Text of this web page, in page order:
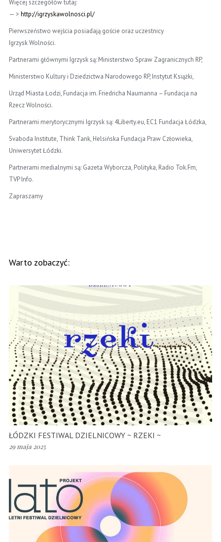
Więcej szczegółów tutaj:
— > http://igrzyskawolnosci.pl/
Pierwszeństwo wejścia posiadają goście oraz uczestnicy
Igrzysk Wolności.
Partnerami głównymi Igrzysk są: Ministerstwo Spraw Zagranicznych RP,
Ministerstwo Kultury i Dziedzictwa Narodowego RP, Instytut Książki,
Urząd Miasta Łodzi, Fundacja im. Friedricha Naumanna – Fundacja na
Rzecz Wolności.
Partnerami merytorycznymi Igrzysk są: 4Liberty.eu, EC1 Fundacja Łódzka,
Svaboda Institute, Think Tank, Helsińska Fundacja Praw Człowieka,
Uniwersytet Łódzki.
Partnerami medialnymi są: Gazeta Wyborcza, Polityka, Radio Tok.Fm,
TVP Info.
Zapraszamy
Warto zobaczyć:
ŁÓDZKI FESTIWAL DZIELNICOWY ~ RZEKI ~
29 maja 2025